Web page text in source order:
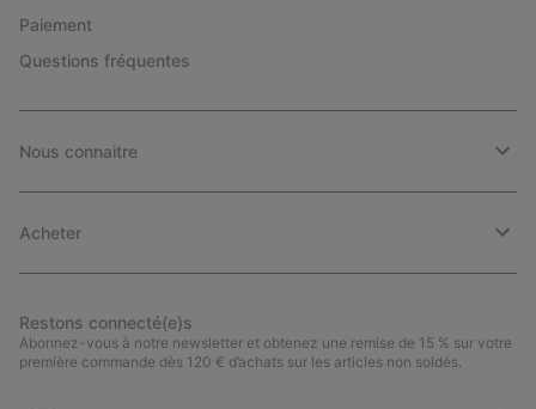
Paiement
Questions fréquentes
Nous connaitre
Acheter
Restons connecté(e)s
Abonnez-vous à notre newsletter et obtenez une remise de 15 % sur votre
première commande dès 120 € d’achats sur les articles non soldés.